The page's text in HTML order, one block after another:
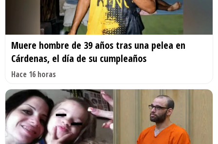
Muere hombre de 39 años tras una pelea en
Cárdenas, el día de su cumpleaños
Hace 16 horas